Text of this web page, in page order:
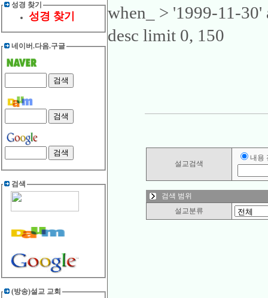
성경 찾기
성경 찾기
네이버.다음.구글
검색
(방송)설교 교회
when_ > '1999-11-
desc limit 0, 150
설교검색
내용
검색 범위
설교분류